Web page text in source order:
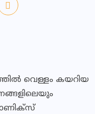
വെള്ളം കയറിയ